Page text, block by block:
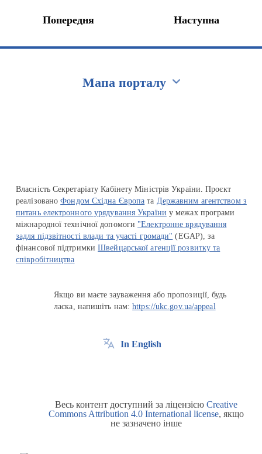
Попередня Наступна
Мапа порталу
Власність Секретаріату Кабінету Міністрів України. Проєкт
реалізованоФондом Східна Європа та Державним агентством з
питань електронного урядування України у межах програми
міжнародної технічної допомоги "Електронне врядування
задля підзвітності влади та участі громади" (EGAP), за
фінансової підтримкиШвейцарської агенції розвитку та
співробітництва
Якщо ви маєте зауваження або пропозиції, будь
ласка, напишіть нам:https://ukc.gov.ua/appeal
In English
Весь контент доступний за ліцензією Creative
Commons Attribution 4.0 International license, якщо
не зазначено інше